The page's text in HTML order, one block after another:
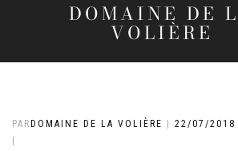
DOMAINE DE
VOLIÈRE
PAR DOMAINE DE LA VOLIÈRE 22/07/2018